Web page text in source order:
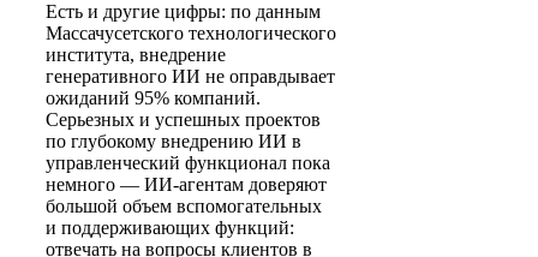
Есть и другие цифры: по данным
Массачусетского технологического
института, внедрение
генеративного ИИ не оправдывает
ожиданий 95% компаний.
Серьезных и успешных проектов
по глубокому внедрению ИИ в
управленческий функционал пока
немного — ИИ-агентам доверяют
большой объем вспомогательных
и поддерживающих функций:
отвечать на вопросы клиентов в